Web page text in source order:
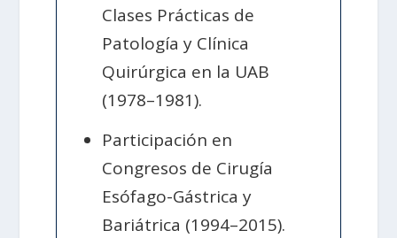
Clases Prácticas de
Patología y Clínica
Quirúrgica en la UAB
(1978–1981).
Participación en
Congresos de Cirugía
Esófago-Gástrica y
Bariátrica (1994–2015).